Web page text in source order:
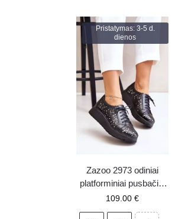
Pristatymas: 3-5 d.
dienos
Zazoo 2973 odiniai
platforminiai pusbačiai
su ažūriniu raštu juodi
109.00 €